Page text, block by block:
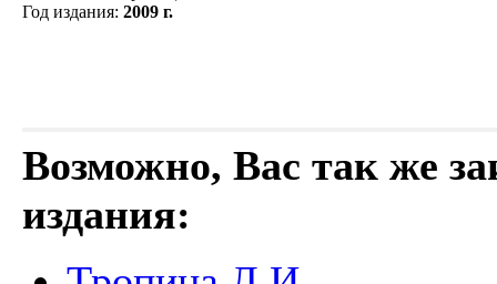
Год издания: 2009 г.
Возможно, Вас так же
издания: